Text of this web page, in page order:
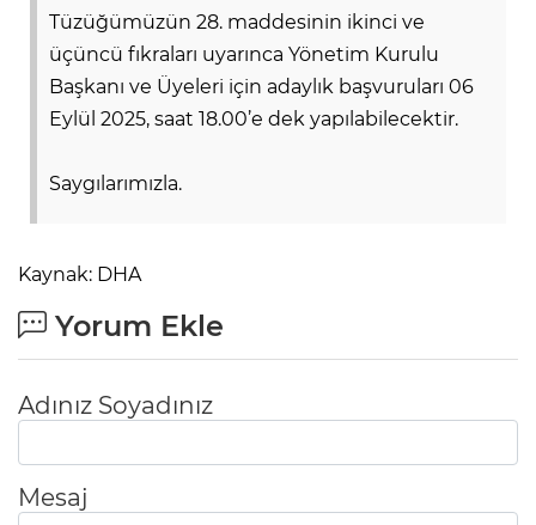
Tüzüğümüzün 28. maddesinin ikinci ve
üçüncü fıkraları uyarınca Yönetim Kurulu
Başkanı ve Üyeleri için adaylık başvuruları 06
Eylül 2025, saat 18.00’e dek yapılabilecektir.
Saygılarımızla.
Kaynak: DHA
Yorum Ekle
Adınız Soyadınız
Mesaj